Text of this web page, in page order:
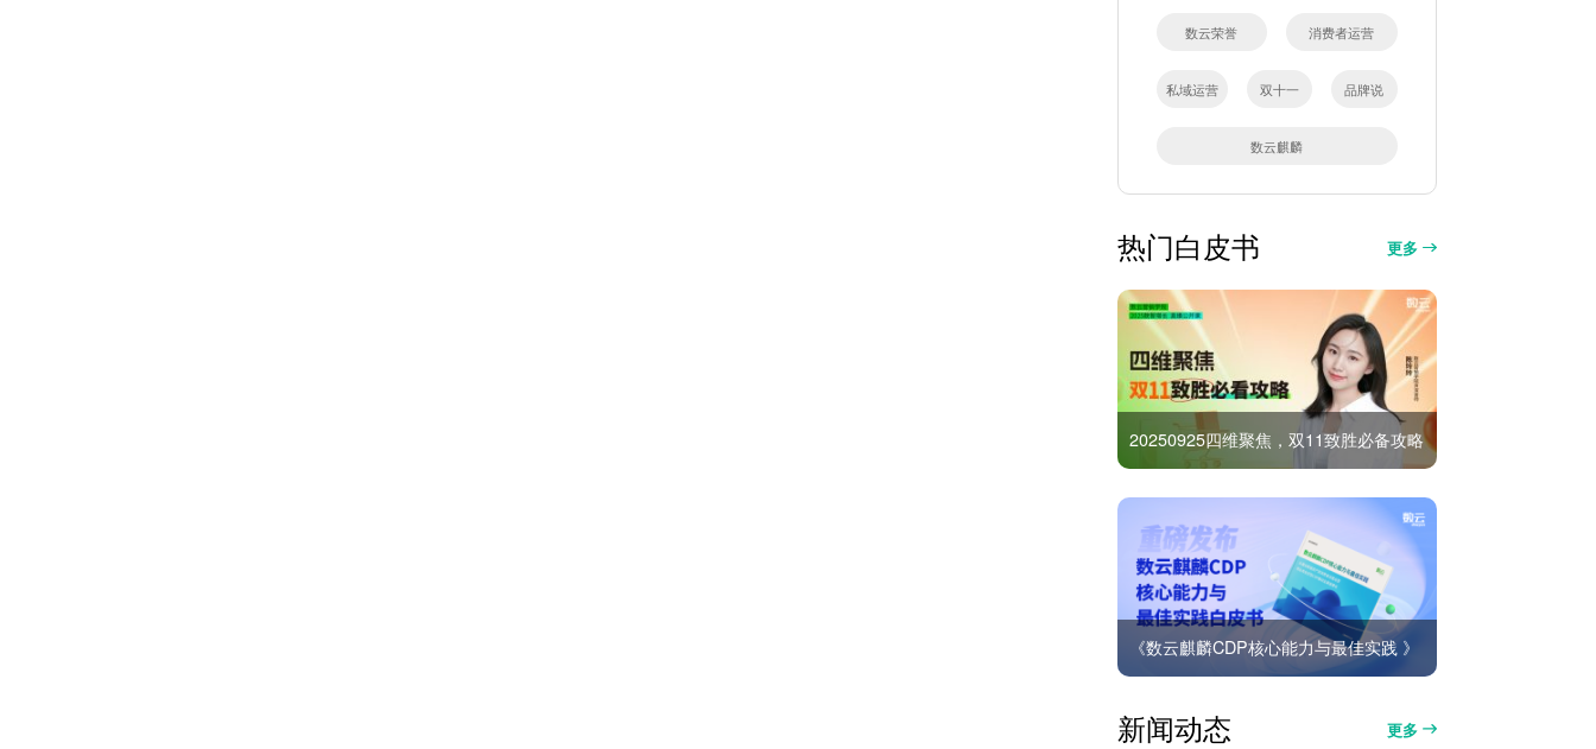
数云荣誉 消费者运营
私域运营 双十一 品牌说
数云麒麟
热门白皮书 更多
20250925四维聚焦，双11致胜必备攻略
《数云麒麟CDP核心能力与最佳实践 》
新闻动态 更多